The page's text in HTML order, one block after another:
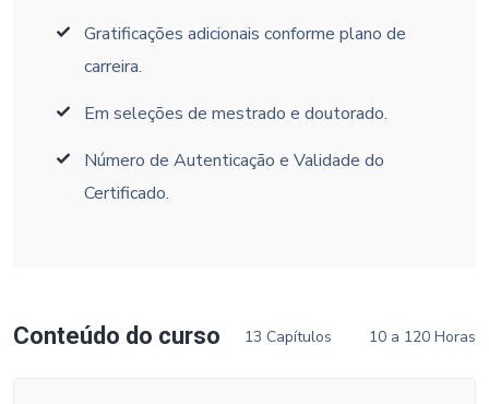
Gratificações adicionais conforme plano de
carreira.
Em seleções de mestrado e doutorado.
Número de Autenticação e Validade do
Certificado.
Conteúdo do curso 13 Capítulos 10 a 120 Horas